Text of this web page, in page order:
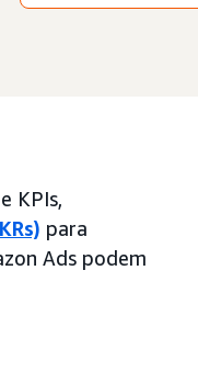
KPIs,
para
Ads podem